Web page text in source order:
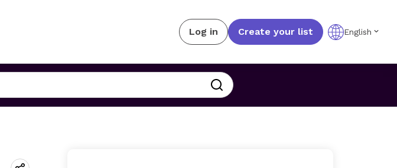
Log in Create your list English